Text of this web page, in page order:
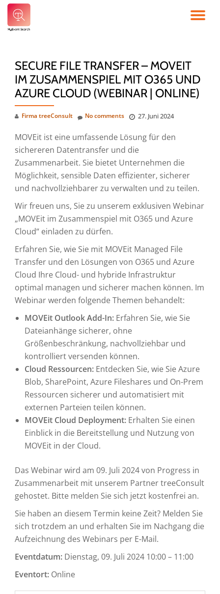
Skip
SECURE FILE TRANSFER – MOVEIT
IM ZUSAMMENSPIEL MIT O365 UND
AZURE CLOUD (WEBINAR | ONLINE)
Firma treeConsult 27. Juni 2024
No comments
MOVEit ist eine umfassende Lösung für den
sichereren Datentransfer und die
Zusammenarbeit. Sie bietet Unternehmen die
Möglichkeit, sensible Daten effizienter, sicherer
und nachvollziehbarer zu verwalten und zu teilen.
Wir freuen uns, Sie zu unserem exklusiven Webinar
„MOVEit im Zusammenspiel mit O365 und Azure
Cloud“ einladen zu dürfen.
Erfahren Sie, wie Sie mit MOVEit Managed File
Transfer und den Lösungen von O365 und Azure
Cloud Ihre Cloud- und hybride Infrastruktur
optimal managen und sicherer machen können. Im
Webinar werden folgende Themen behandelt:
MOVEit Outlook Add-In: Erfahren Sie, wie Sie
Dateianhänge sicherer, ohne
Größenbeschränkung, nachvollziehbar und
kontrolliert versenden können.
Cloud Ressourcen: Entdecken Sie, wie Sie Azure
Blob, SharePoint, Azure Fileshares und On-Prem
Ressourcen sicherer und automatisiert mit
externen Parteien teilen können.
MOVEit Cloud Deployment: Erhalten Sie einen
Einblick in die Bereitstellung und Nutzung von
MOVEit in der Cloud.
Das Webinar wird am 09. Juli 2024 von Progress in
Zusammenarbeit mit unserem Partner treeConsult
gehostet. Bitte melden Sie sich jetzt kostenfrei an.
Sie haben an diesem Termin keine Zeit? Melden Sie
sich trotzdem an und erhalten Sie im Nachgang die
Aufzeichnung des Webinars per E-Mail.
Eventdatum: Dienstag, 09. Juli 2024 10:00 – 11:00
Eventort: Online